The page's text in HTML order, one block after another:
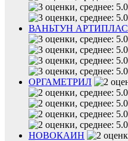
ВАНЬТУН АРТИПЛАС
ОРГАМЕТРИЛ
НОВОКАИН